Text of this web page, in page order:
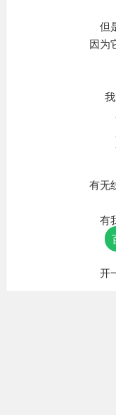
但
因为
有无
有
开